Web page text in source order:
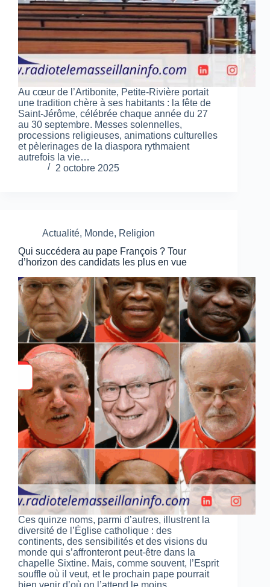
Au cœur de l’Artibonite, Petite-Rivière portait
une tradition chère à ses habitants : la fête de
Saint-Jérôme, célébrée chaque année du 27
au 30 septembre. Messes solennelles,
processions religieuses, animations culturelles
et pèlerinages de la diaspora rythmaient
autrefois la vie…
2 octobre 2025
Actualité, Monde, Religion
Qui succédera au pape François ? Tour
d’horizon des candidats les plus en vue
Ces quinze noms, parmi d’autres, illustrent la
diversité de l’Église catholique : des
continents, des sensibilités et des visions du
monde qui s’affronteront peut-être dans la
chapelle Sixtine. Mais, comme souvent, l’Esprit
souffle où il veut, et le prochain pape pourrait